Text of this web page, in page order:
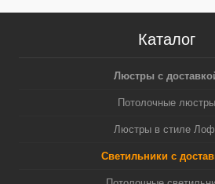
Каталог
Люстры с
Потолочные люстры
Люстры в стиле
Светильники с